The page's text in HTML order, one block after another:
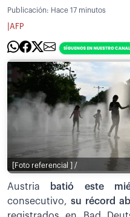
Publicación: Hace 17 minutos
AFP
[Foto referencial ] /
Austria batió este
consecutivo,su récord